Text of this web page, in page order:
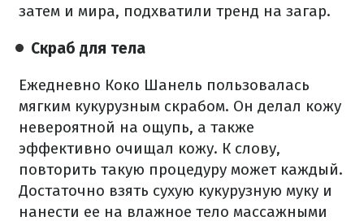
затем и мира, подхватили тренд на загар.
Скраб для тела
Ежедневно Коко Шанель пользовалась
мягким кукурузным скрабом. Он делал кожу
невероятной на ощупь, а также
эффективно очищал кожу. К слову,
повторить такую процедуру может каждый.
Достаточно взять сухую кукурузную муку и
нанести ее на влажное тело массажными